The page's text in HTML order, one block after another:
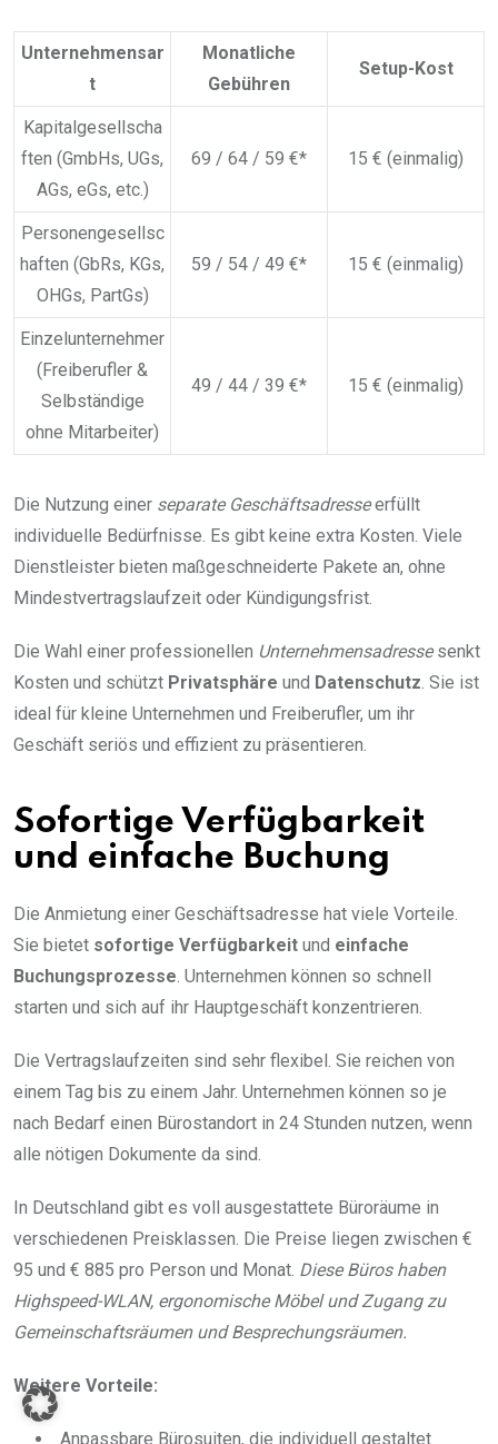
Unternehmensar
t
Monatliche
Gebühren
Setup-Kost
Kapitalgesellscha
ften (GmbHs, UGs,
AGs, eGs, etc.)
69 / 64 / 59 €* 15 € (einmalig)
Personengesellsc
haften (GbRs, KGs,
OHGs, PartGs)
59 / 54 / 49 €* 15 € (einmalig)
Einzelunternehmer
(Freiberufler &
Selbständige
ohne Mitarbeiter)
49 / 44 / 39 €* 15 € (einmalig)
Die Nutzung einer separate Geschäftsadresseerfüllt
individuelle Bedürfnisse. Es gibt keine extra Kosten. Viele
Dienstleister bieten maßgeschneiderte Pakete an, ohne
Mindestvertragslaufzeit oder Kündigungsfrist.
Die Wahl einer professionellen Unternehmensadressesenkt
Kosten und schützt Privatsphäre und Datenschutz . Sie ist
ideal für kleine Unternehmen und Freiberufler, um ihr
Geschäft seriös und effizient zu präsentieren.
Sofortige Verfügbarkeit
und einfache Buchung
Die Anmietung einer Geschäftsadresse hat viele Vorteile.
Sie bietet sofortige Verfügbarkeit und einfache
Buchungsprozesse . Unternehmen können so schnell
starten und sich auf ihr Hauptgeschäft konzentrieren.
Die Vertragslaufzeiten sind sehr flexibel. Sie reichen von
einem Tag bis zu einem Jahr. Unternehmen können so je
nach Bedarf einen Bürostandort in 24 Stunden nutzen, wenn
alle nötigen Dokumente da sind.
In Deutschland gibt es voll ausgestattete Büroräume in
verschiedenen Preisklassen. Die Preise liegen zwischen €
95 und € 885 pro Person und Monat. Diese Büros haben
Highspeed-WLAN, ergonomische Möbel und Zugang zu
Gemeinschaftsräumen und Besprechungsräumen.
Weitere Vorteile:
Anpassbare Bürosuiten, die individuell gestaltet